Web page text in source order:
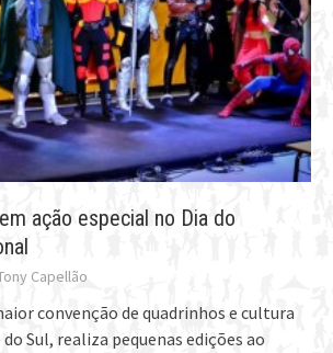
ação especial no Dia do
Capellão
convenção de quadrinhos e cultura
Sul, realiza pequenas edições ao